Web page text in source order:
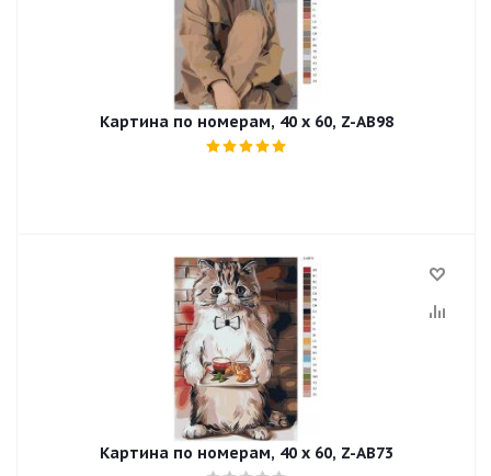
Картина по номерам, 40 x 60, Z-AB98
Картина по номерам, 40 x 60, Z-AB73